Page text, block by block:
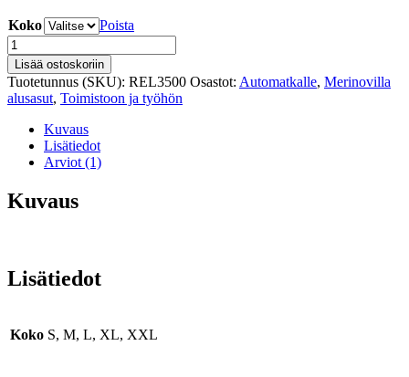
Koko
Poista
ZEROᵒ
-
Lämmittävä
selkävyö
merinovillaa
(Unisex)
määrä
Lisää ostoskoriin
Tuotetunnus (SKU): REL3500 Osastot: Automatkalle, Merinovilla
alusasut, Toimistoon ja työhön
Kuvaus
Lisätiedot
Arviot (1)
Kuvaus
Lisätiedot
Koko S, M, L, XL, XXL